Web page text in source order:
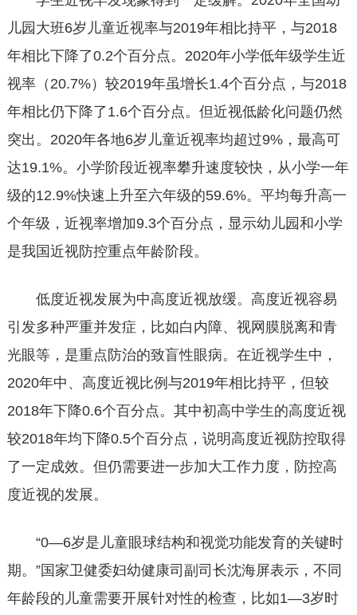
儿园大班6岁儿童近视率与2019年相比持平，与2018
年相比下降了0.2个百分点。2020年小学低年级学生近
视率（20.7%）较2019年虽增长1.4个百分点，与2018
年相比仍下降了1.6个百分点。但近视低龄化问题仍然
突出。2020年各地6岁儿童近视率均超过9%，最高可
达19.1%。小学阶段近视率攀升速度较快，从小学一年
级的12.9%快速上升至六年级的59.6%。平均每升高一
个年级，近视率增加9.3个百分点，显示幼儿园和小学
是我国近视防控重点年龄阶段。
低度近视发展为中高度近视放缓。高度近视容易
引发多种严重并发症，比如白内障、视网膜脱离和青
光眼等，是重点防治的致盲性眼病。在近视学生中，
2020年中、高度近视比例与2019年相比持平，但较
2018年下降0.6个百分点。其中初高中学生的高度近视
较2018年均下降0.5个百分点，说明高度近视防控取得
了一定成效。但仍需要进一步加大工作力度，防控高
度近视的发展。
“0—6岁是儿童眼球结构和视觉功能发育的关键时
期。”国家卫健委妇幼健康司副司长沈海屏表示，不同
年龄段的儿童需要开展针对性的检查，比如1—3岁时